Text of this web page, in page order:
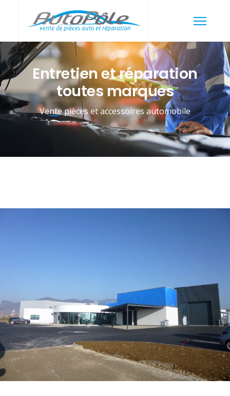
Entretien et réparation
toutes marques
Vente pièces et accessoires automobile